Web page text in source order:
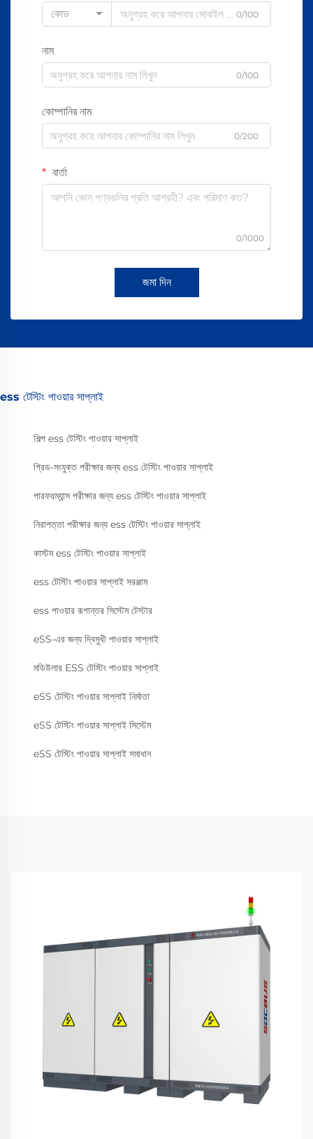
কোড
0/100
নাম
0/100
কোম্পানির নাম
0/200
বার্তা
0/1000
জমা দিন
ess টেস্টিং পাওয়ার সাপ্লাই
শিল্প ess টেস্টিং পাওয়ার সাপ্লাই
গ্রিড-সংযুক্ত পরীক্ষার জন্য ess টেস্টিং পাওয়ার সাপ্লাই
পারফরম্যান্স পরীক্ষার জন্য ess টেস্টিং পাওয়ার সাপ্লাই
নিরাপত্তা পরীক্ষার জন্য ess টেস্টিং পাওয়ার সাপ্লাই
কাস্টম ess টেস্টিং পাওয়ার সাপ্লাই
ess টেস্টিং পাওয়ার সাপ্লাই সরঞ্জাম
ess পাওয়ার রূপান্তর সিস্টেম টেস্টার
eSS-এর জন্য দ্বিমুখী পাওয়ার সাপ্লাই
মডিউলার ESS টেস্টিং পাওয়ার সাপ্লাই
eSS টেস্টিং পাওয়ার সাপ্লাই নির্মাতা
eSS টেস্টিং পাওয়ার সাপ্লাই সিস্টেম
eSS টেস্টিং পাওয়ার সাপ্লাই সমাধান